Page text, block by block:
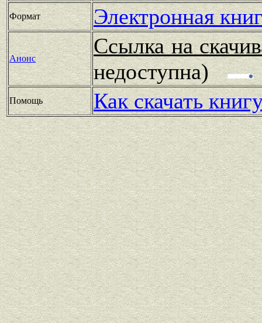
Формат Электронная
Анонс
Ссылка на
недоступна)
Помощь Как скачать